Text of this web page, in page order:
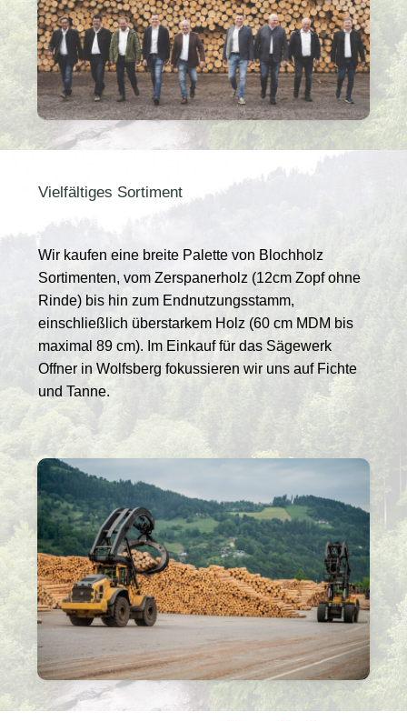
Vielfältiges Sortiment
Wir kaufen eine breite Palette von Blochholz
Sortimenten, vom Zerspanerholz (12cm Zopf ohne
Rinde) bis hin zum Endnutzungsstamm,
einschließlich überstarkem Holz (60 cm MDM bis
maximal 89 cm). Im Einkauf für das Sägewerk
Offner in Wolfsberg fokussieren wir uns auf Fichte
und Tanne.